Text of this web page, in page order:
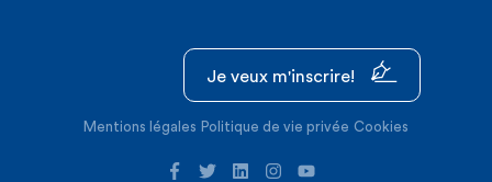
Je veux m'inscrire!
Mentions légales Politique de vie privée Cookies